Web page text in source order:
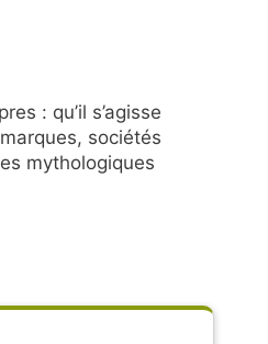
: qu’il s’agisse
sociétés
mythologiques